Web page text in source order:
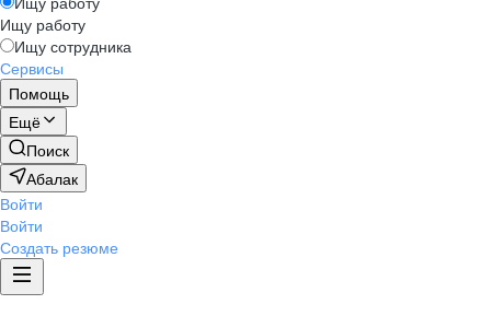
Ищу работу
Ищу сотрудника
Сервисы
Помощь
Ещё
Поиск
Абалак
Войти
Войти
Создать резюме